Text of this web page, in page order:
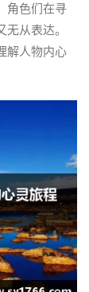
角色们在寻
从表达。
解人物内心